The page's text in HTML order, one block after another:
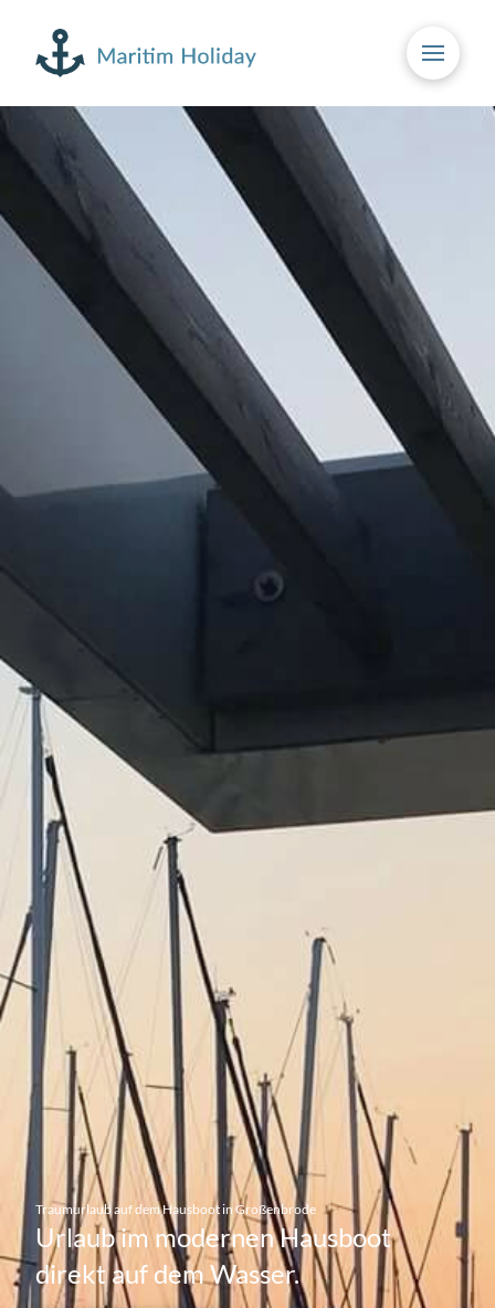
Traumurlaub auf dem Hausboot in Großenbrode
Urlaub im modernen Hausboot
direkt auf dem Wasser.